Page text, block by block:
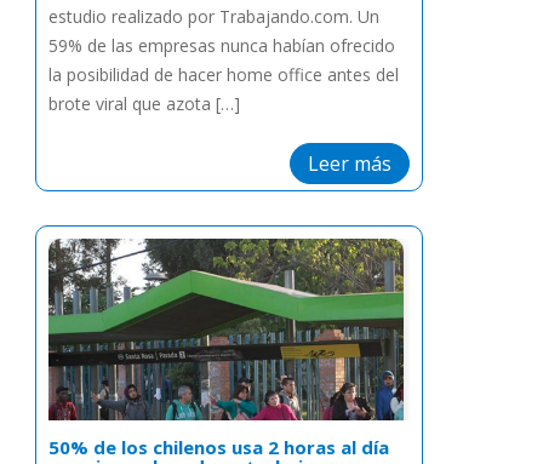
estudio realizado por Trabajando.com. Un
59% de las empresas nunca habían ofrecido
la posibilidad de hacer home office antes del
brote viral que azota […]
Leer más
50% de los chilenos usa 2 horas al día